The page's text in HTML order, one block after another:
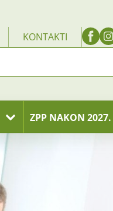
KONTAKTI
ZPP NAKON 2027.